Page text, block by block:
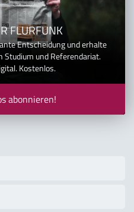
FLURFUNK
Entscheidung und erhalte
und Referendariat.
Kostenlos.
abonnieren!